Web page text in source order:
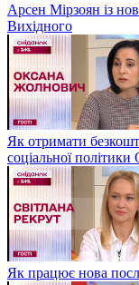
Арсен Мірзоян із
Вихідного
Як отримати
соціальної
Як працює нова